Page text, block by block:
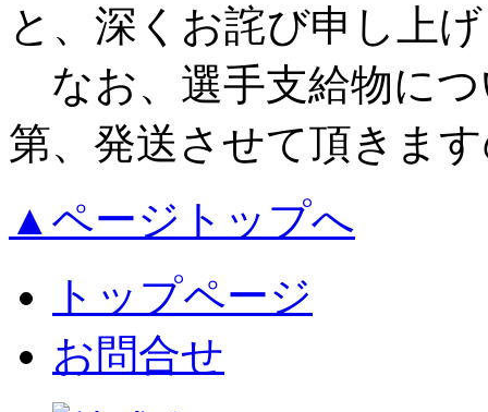
と、深くお詫び申し上
なお、選手支給物に
第、発送させて頂きま
▲ページトップへ
トップページ
お問合せ